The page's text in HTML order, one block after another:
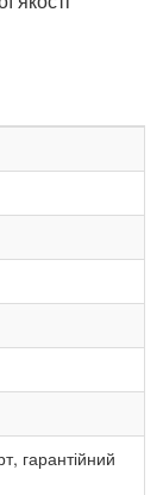
гарантійний